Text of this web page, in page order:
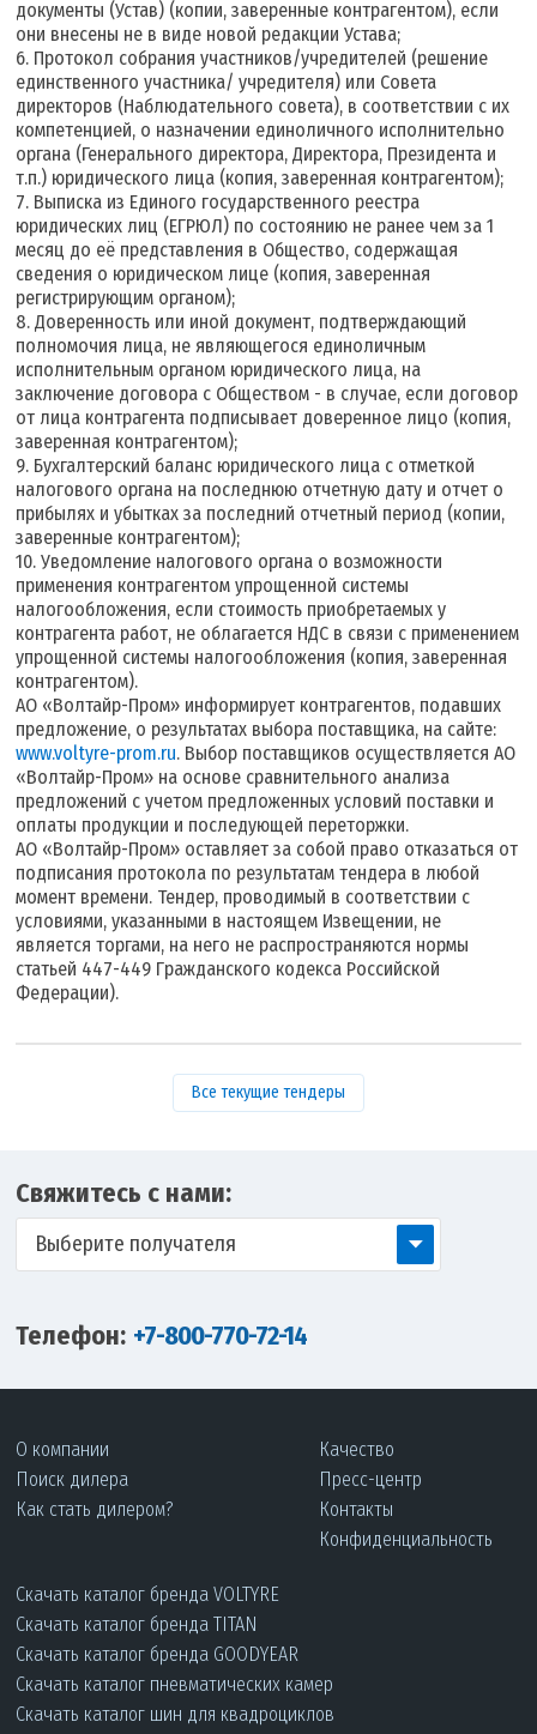
документы (Устав) (копии, заверенные контрагентом), если
они внесены не в виде новой редакции Устава;
6. Протокол собрания участников/учредителей (решение
единственного участника/ учредителя) или Совета
директоров (Наблюдательного совета), в соответствии с их
компетенцией, о назначении единоличного исполнительно
органа (Генерального директора, Директора, Президента и
т.п.) юридического лица (копия, заверенная контрагентом);
7. Выписка из Единого государственного реестра
юридических лиц (ЕГРЮЛ) по состоянию не ранее чем за 1
месяц до её представления в Общество, содержащая
сведения о юридическом лице (копия, заверенная
регистрирующим органом);
8. Доверенность или иной документ, подтверждающий
полномочия лица, не являющегося единоличным
исполнительным органом юридического лица, на
заключение договора с Обществом - в случае, если договор
от лица контрагента подписывает доверенное лицо (копия,
заверенная контрагентом);
9. Бухгалтерский баланс юридического лица с отметкой
налогового органа на последнюю отчетную дату и отчет о
прибылях и убытках за последний отчетный период (копии,
заверенные контрагентом);
10. Уведомление налогового органа о возможности
применения контрагентом упрощенной системы
налогообложения, если стоимость приобретаемых у
контрагента работ, не облагается НДС в связи с применением
упрощенной системы налогообложения (копия, заверенная
контрагентом).
АО «Волтайр-Пром» информирует контрагентов, подавших
предложение, о результатах выбора поставщика, на сайте:
www.voltyre-prom.ru. Выбор поставщиков осуществляется АО
«Волтайр-Пром» на основе сравнительного анализа
предложений с учетом предложенных условий поставки и
оплаты продукции и последующей переторжки.
АО «Волтайр-Пром» оставляет за собой право отказаться от
подписания протокола по результатам тендера в любой
момент времени. Тендер, проводимый в соответствии с
условиями, указанными в настоящем Извещении, не
является торгами, на него не распространяются нормы
статьей 447-449 Гражданского кодекса Российской
Федерации).
Все текущие тендеры
Свяжитесь с нами:
Выберите получателя
Телефон: +7-800-770-72-14
О компании
Поиск дилера
Как стать дилером?
Качество
Пресс-центр
Контакты
Конфиденциальность
Скачать каталог бренда VOLTYRE
Скачать каталог бренда TITAN
Скачать каталог бренда GOODYEAR
Скачать каталог пневматических камер
Скачать каталог шин для квадроциклов